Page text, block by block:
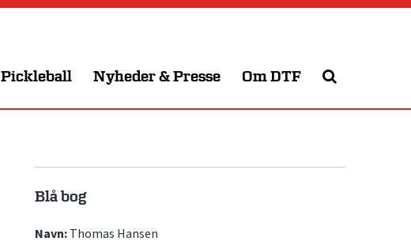
Pickleball Nyheder & Presse Om DTF
Blå bog
Navn: Thomas Hansen